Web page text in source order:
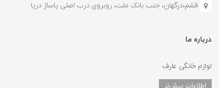
قشم،درگهان، جنب بانک ملت، روبروی درب اصلی پاساژ دریا
درباره ما
لوازم خانگی عارف
اطلاعات بیش‌تر